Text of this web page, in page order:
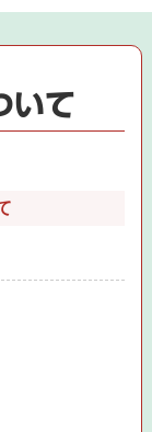
いて